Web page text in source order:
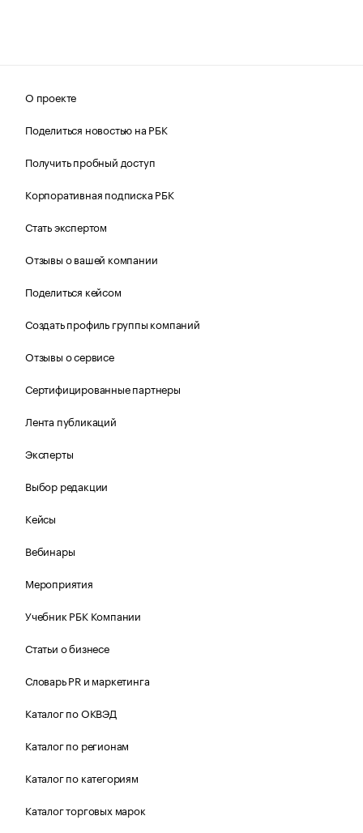
О проекте
Поделиться новостью на РБК
Получить пробный доступ
Корпоративная подписка РБК
Стать экспертом
Отзывы о вашей компании
Поделиться кейсом
Создать профиль группы компаний
Отзывы о сервисе
Сертифицированные партнеры
Лента публикаций
Эксперты
Выбор редакции
Кейсы
Вебинары
Мероприятия
Учебник РБК Компании
Статьи о бизнесе
Словарь PR и маркетинга
Каталог по ОКВЭД
Каталог по регионам
Каталог по категориям
Каталог торговых марок